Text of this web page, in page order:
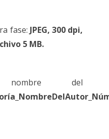
fase: JPEG, 300 dpi,
5 MB.
del